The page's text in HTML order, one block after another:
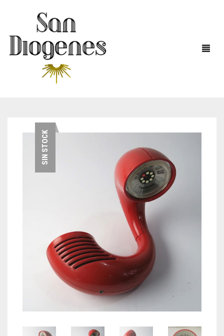
INICIO
ACCESORIOS & GADGETS
HECHO A MANO
TECNOVINTAGE
AFICHES Y CUADROS
CARRO
SIN STOCK